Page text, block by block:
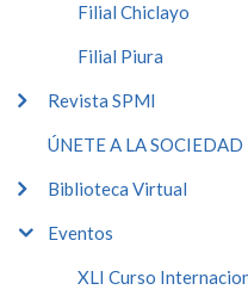
Filial Chiclayo
Filial Piura
Revista SPMI
ÚNETE A LA SOCIEDAD
Biblioteca Virtual
Eventos
XLI Curso